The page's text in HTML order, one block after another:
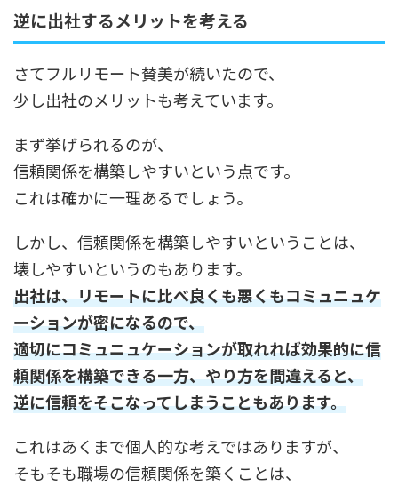
逆に出社するメリットを考える
さてフルリモート賛美が続いたので、
少し出社のメリットも考えています。
まず挙げられるのが、
信頼関係を構築しやすいという点です。
これは確かに一理あるでしょう。
しかし、信頼関係を構築しやすいということは、
壊しやすいというのもあります。
出社は、リモートに比べ良くも悪くもコミュニュケ
ーションが密になるので、
適切にコミュニュケーションが取れれば効果的に信
頼関係を構築できる一方、やり方を間違えると、
逆に信頼をそこなってしまうこともあります。
これはあくまで個人的な考えではありますが、
そもそも職場の信頼関係を築くことは、